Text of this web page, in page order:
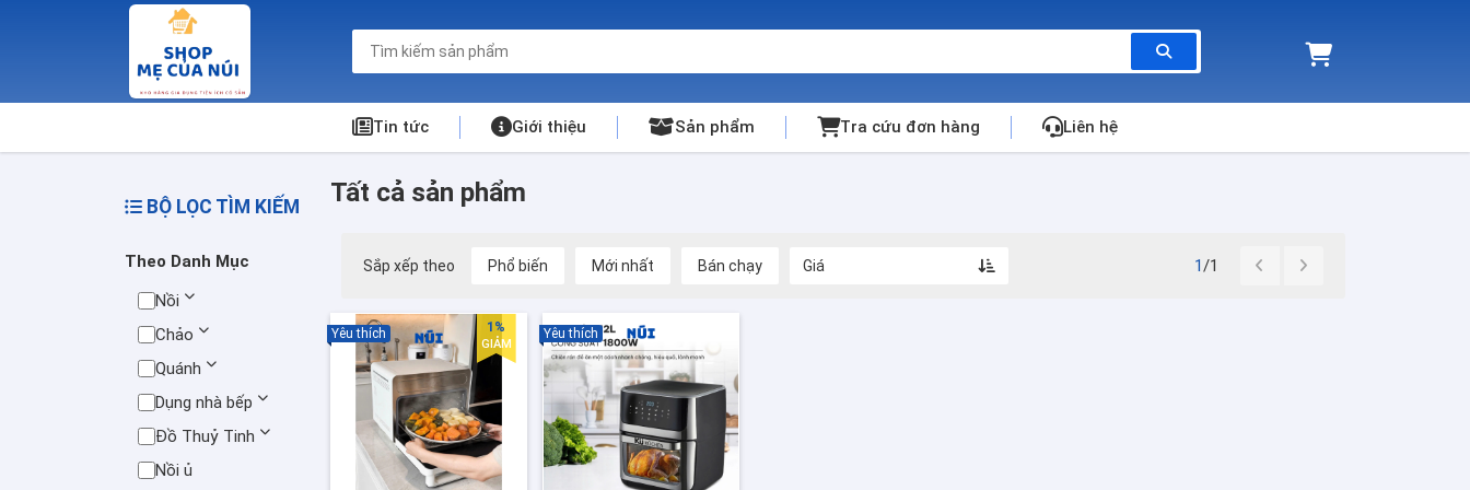
Tin tức Giới thiệu Sản phẩm Tra cứu đơn hàng Liên hệ
BỘ LỌC TÌM KIẾM
Theo Danh Mục
Nồi
Chảo
Quánh
Dụng nhà bếp
Đồ Thuỷ Tinh
Nồi ủ
Tất cả sản phẩm
Sắp xếp theo Phổ biến Mới nhất Bán chạy Giá 1 /1
Yêu thích 1%
GIẢM
Yêu thích